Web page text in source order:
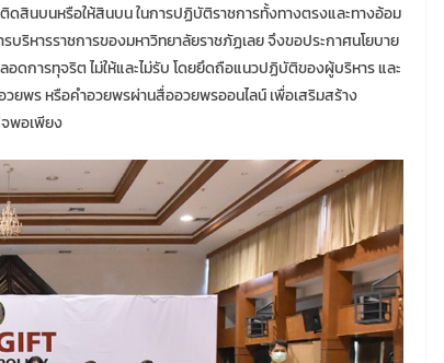
ดสินบนหรือให้สินบน ในการปฏิบัติราชการทั้งทางตรงและทางอ้อม
บริหารราชการของมหาวิทยาลัยราชภัฏเลย จึงขอประกาศนโยบาย
อดการทุจริต ไม่ให้และไม่รับ โดยยึดถือแนวปฏิบัติของผู้บริหาร และ
ยพร หรือคำอวยพรผ่านสื่ออวยพรออนไลน์ เพื่อเสริมสร้าง
พอเพียง